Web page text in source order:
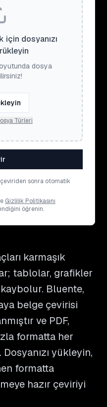
için dosyanızı
dosya
Türleri
sonra otomatik
Gizlilik Politikasını
öğrenin.
karmaşık
tablolar, grafikler
Bluente,
belge çevirisi
ve PDF,
formatta her
Dosyanızı yükleyin,
formatta
hazır çeviriyi